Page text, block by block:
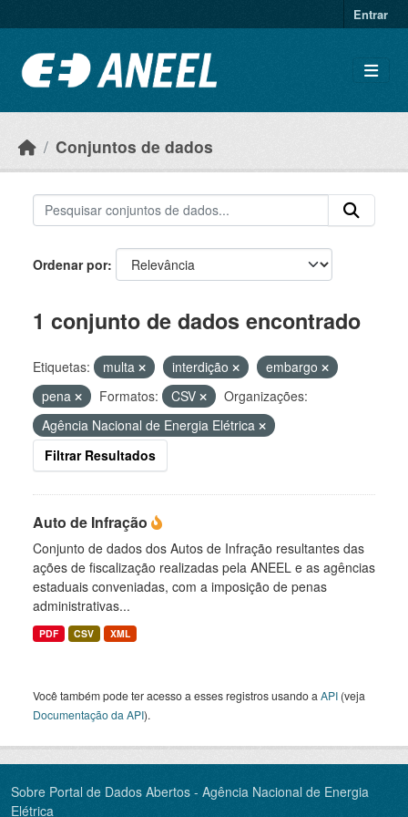
Entrar
Conjuntos de dados
Ordenar por
1 conjunto de dados encontrado
Etiquetas: multa interdição
embargo
pena
Formatos: CSV
Organizações:
Agência Nacional de Energia Elétrica
Filtrar Resultados
Auto de Infração
Conjunto de dados dos Autos de Infração resultantes das
ações de fiscalização realizadas pela ANEEL e as agências
estaduais conveniadas, com a imposição de penas
administrativas...
PDF CSV XML
Você também pode ter acesso a esses registros usando a API (veja
Documentação da API).
Sobre Portal de Dados Abertos - Agência Nacional de Energia
Elétrica